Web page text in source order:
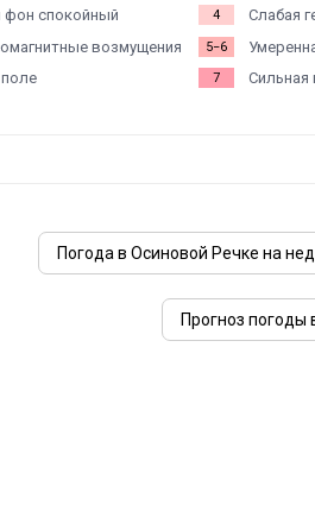
фон спокойный
возмущения
4 Слабая
5−6
7 Сильная
Погода в Осиновой Речке на
Прогноз погоды